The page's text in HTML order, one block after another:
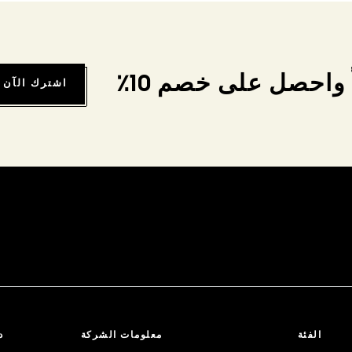
على خصم 10٪ اشترك الآن
الفئة معلومات الشركة